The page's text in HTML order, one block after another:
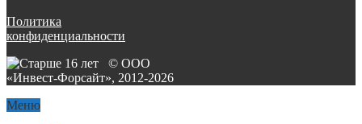
Политика
конфиденциальности
© ООО
«Инвест-Форсайт», 2012-2026
Меню